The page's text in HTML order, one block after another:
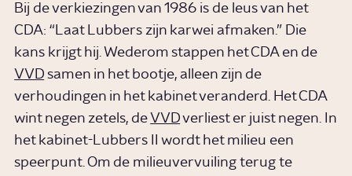
Bij de verkiezingen van 1986 is de leus van het
CDA: “Laat Lubbers zijn karwei afmaken.” Die
kans krijgt hij. Wederom stappen het CDA en de
VVD samen in het bootje, alleen zijn de
verhoudingen in het kabinet veranderd. Het CDA
wint negen zetels, de VVDverliest er juist negen. In
het kabinet-Lubbers II wordt het milieu een
speerpunt. Om de milieuvervuiling terug te